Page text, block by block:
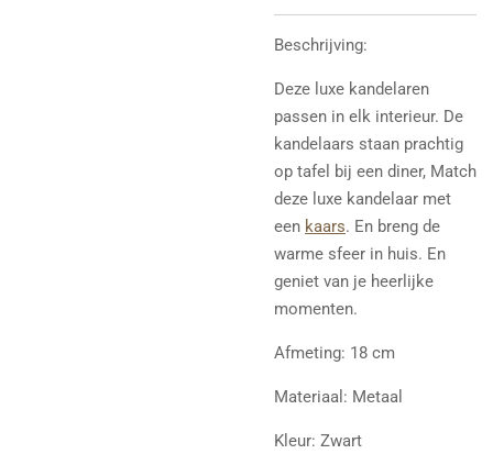
Beschrijving:
Deze luxe kandelaren
passen in elk interieur. De
kandelaars staan prachtig
op tafel bij een diner, Match
deze luxe kandelaar met
een kaars. En breng de
warme sfeer in huis. En
geniet van je heerlijke
momenten.
Afmeting: 18 cm
Materiaal: Metaal
Kleur: Zwart